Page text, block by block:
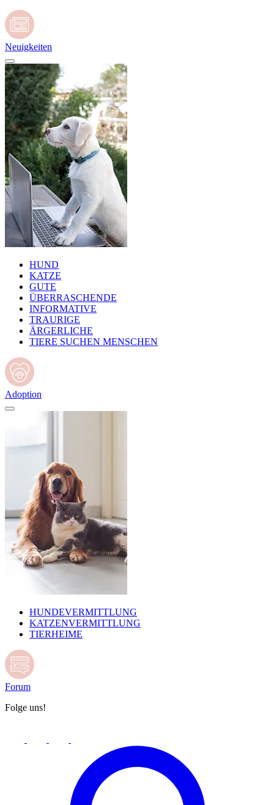
Neuigkeiten
HUND
KATZE
GUTE
ÜBERRASCHENDE
INFORMATIVE
TRAURIGE
ÄRGERLICHE
TIERE SUCHEN MENSCHEN
Adoption
HUNDEVERMITTLUNG
KATZENVERMITTLUNG
TIERHEIME
Forum
Folge uns!